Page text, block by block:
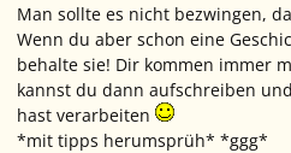
Man sollte es nicht bezwingen,
Wenn du aber schon eine
behalte sie! Dir kommen immer
kannst du dann aufschreiben
hast verarbeiten
*mit tipps herumsprüh* *ggg*